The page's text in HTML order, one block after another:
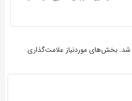
شد. بخش‌های موردنیاز علامت‌گذاری